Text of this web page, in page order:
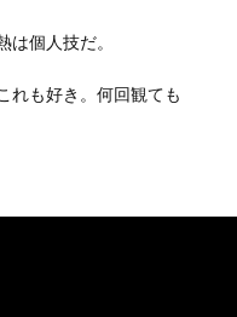
は個人技だ。
れも好き。何回観ても